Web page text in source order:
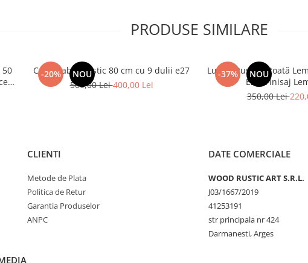
PRODUSE SIMILARE
-20% NOU
Candelabru rustic 80 cm cu 9 dulii e27
500,00 Lei400,00 Lei
-37% NOU
Lustră Rustică Roată
E27, Finisaj
350,00 Lei
CLIENTI
Metode de Plata
Politica de Retur
Garantia Produselor
ANPC
DATE COMERCIALE
WOOD RUSTIC ART S.R.L.
J03/1667/2019
41253191
str principala nr 424
Darmanesti, Arges